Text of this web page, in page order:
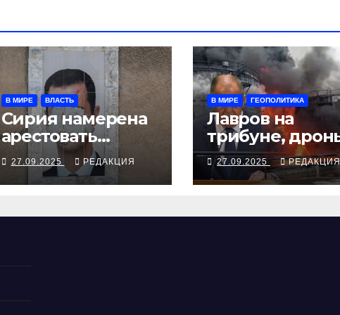
В МИРЕ ВЛАСТЬ
Сирия намерена
арестовать
бежавшего в
Москву экс-
диктатора
27.09.2025 РЕДАКЦИЯ
В МИРЕ ГЕОПОЛИТИКА
Лавров на
трибуне,
над Чувашией
27.09.2025 РЕДАКЦИЯ